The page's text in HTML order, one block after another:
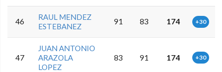
46
RAUL MENDEZ
ESTEBANEZ
91 83 174 +30
47
JUAN ANTONIO
ARAZOLA
LOPEZ
83 91 174 +30